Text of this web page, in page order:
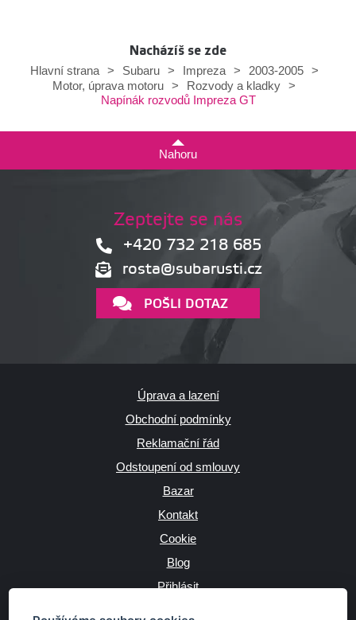
Nacházíš se zde
Hlavní strana
> Subaru > Impreza > 2003-2005
>
Motor, úprava motoru > Rozvody a kladky >
Napínák rozvodů Impreza GT
Nahoru
Zeptejte se nás
+420 732 218 685
rosta@subarusti.cz
POŠLI DOTAZ
Úprava a lazení
Obchodní podmínky
Reklamační řád
Odstoupení od smlouvy
Bazar
Kontakt
Cookie
Blog
Přihlásit